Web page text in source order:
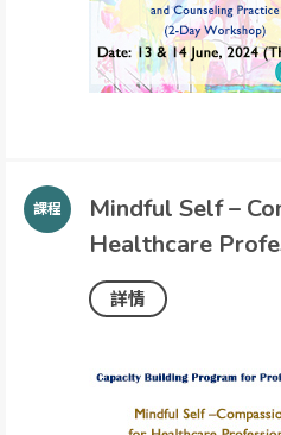
Mindful Self –
Healthcare
詳情